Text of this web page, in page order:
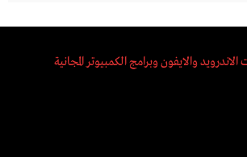
والايفون وبرامج الكمبيوتر المجانية